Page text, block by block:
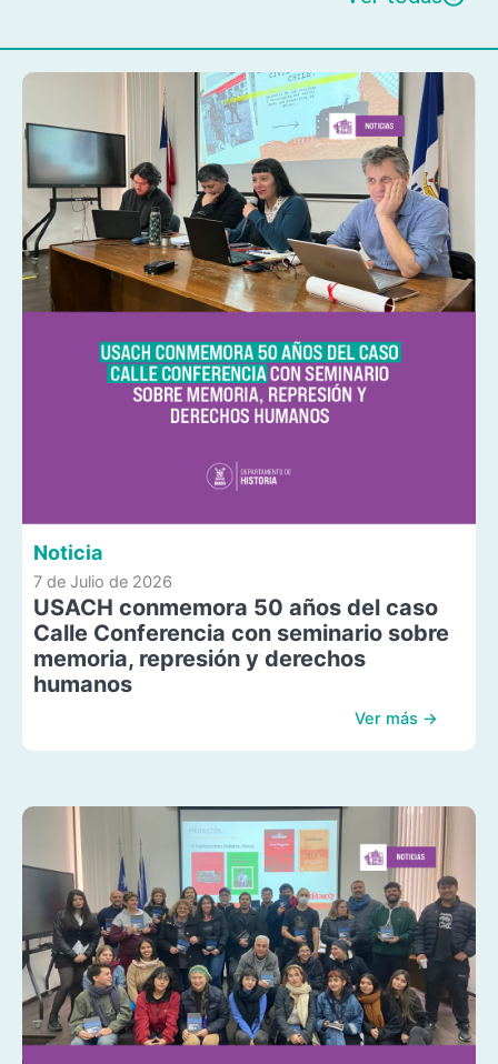
Noticia
7 de Julio de 2026
USACH conmemora 50 años del caso
Calle Conferencia con seminario sobre
memoria, represión y derechos
humanos
Ver más →